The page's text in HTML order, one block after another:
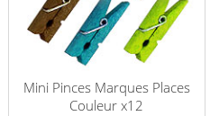
Mini Pinces Marques Places
Couleur x12